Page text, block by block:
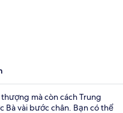
mà còn cách Trung
Bà vài bước chân. Bạn có thể